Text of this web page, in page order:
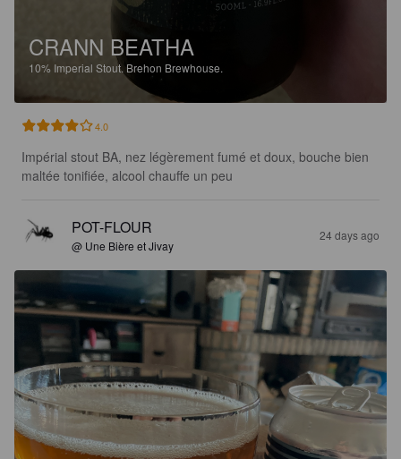
CRANN BEATHA
10% Imperial Stout. Brehon Brewhouse.
4.0
Impérial stout BA, nez légèrement fumé et doux, bouche bien
maltée tonifiée, alcool chauffe un peu
POT-FLOUR
@ Une Bière et Jivay
24 days ago